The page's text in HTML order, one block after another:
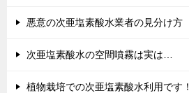
悪意の次亜塩素酸水業者の見分け方
次亜塩素酸水の空間噴霧は実は…
植物栽培での次亜塩素酸水利用です！